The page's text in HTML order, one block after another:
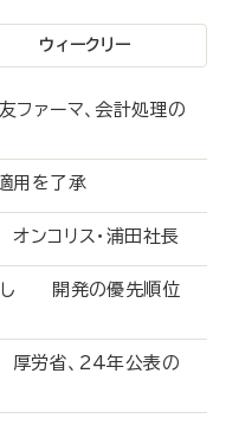
ウィークリー
ァーマ、会計処理の
適用を了承
コリス・浦田社長
直し 開発の優先順位
労省、24年公表の